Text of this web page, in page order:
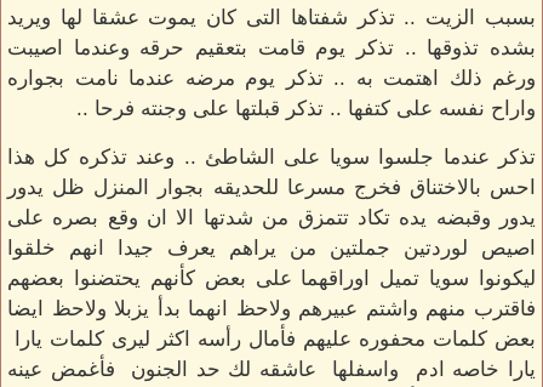
بسبب الزيت .. تذكر شفتاها التى كان يموت عشقا لها ويريد
بشده تذوقها .. تذكر يوم قامت بتعقيم حرقه وعندما اصيبت
ورغم ذلك اهتمت به .. تذكر يوم مرضه عندما نامت بجواره
واراح نفسه على كتفها .. تذكر قبلتها على وجنته فرحا ..
تذكر عندما جلسوا سويا على الشاطئ .. وعند تذكره كل هذا
احس بالاختناق فخرج مسرعا للحديقه بجوار المنزل ظل يدور
يدور وقبضه يده تكاد تتمزق من شدتها الا ان وقع بصره على
اصيص لوردتين جملتين من يراهم يعرف جيدا انهم خلقوا
ليكونوا سويا تميل اوراقهما على بعض كأنهم يحتضنوا بعضهم
فاقترب منهم واشتم عبيرهم ولاحظ انهما بدأ يزبلا ولاحظ ايضا
بعض كلمات محفوره عليهم فأمال رأسه اكثر ليرى كلمات يارا
يارا خاصه ادم واسفلها عاشقه لك حد الجنون فأغمض عينه